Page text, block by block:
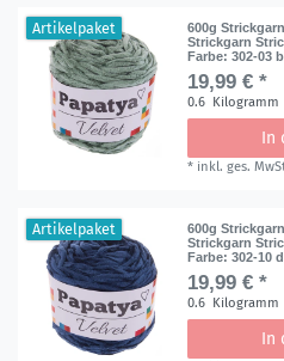
Artikelpaket
600g
Strickgarn
Farbe: 302-03
19,99 € *
0.6 Kilogramm
In
* inkl. ges.
Artikelpaket
600g
Strickgarn
Farbe: 302-10
19,99 € *
0.6 Kilogramm
In